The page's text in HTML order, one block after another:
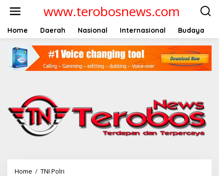
t
www.terobosnews.com
Home Daerah Nasional Internasional Budaya
Home / TNI Polri